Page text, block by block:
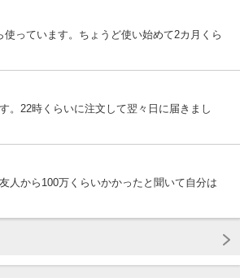
使っています。ちょうど使い始めて2カ月くら
。22時くらいに注文して翌々日に届きまし
人から100万くらいかかったと聞いて自分は